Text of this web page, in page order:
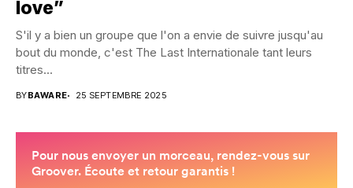
love”
S'il y a bien un groupe que l'on a envie de suivre jusqu'au
bout du monde, c'est The Last Internationale tant leurs
titres...
BYBAWARE 25 SEPTEMBRE 2025